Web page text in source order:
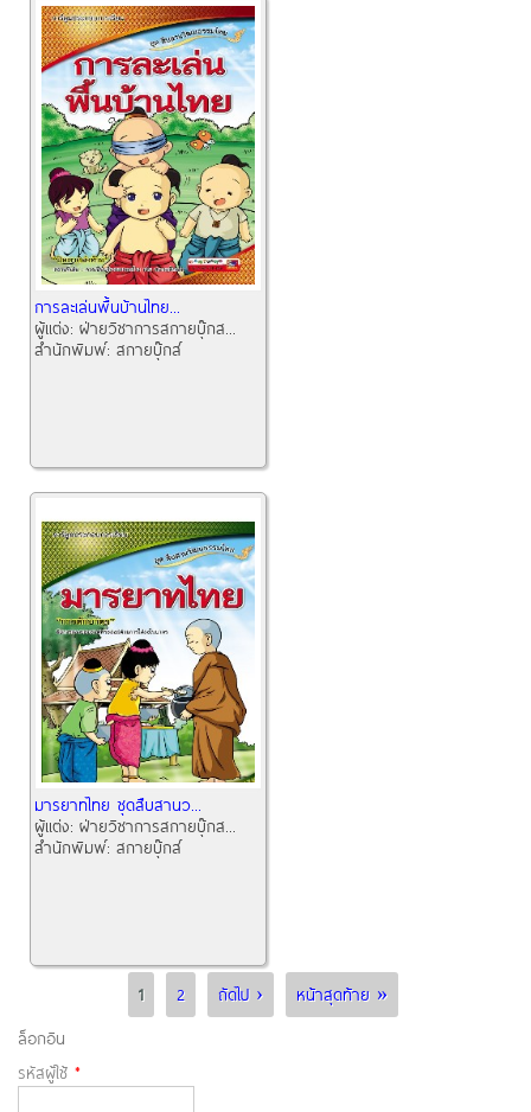
การละเล่นพื้นบ้านไทย...
ผู้แต่ง: ฝ่ายวิชาการสกายบุ๊กส...
สำนักพิมพ์: สกายบุ๊กส์
มารยาทไทย ชุดสืบสานว...
ผู้แต่ง: ฝ่ายวิชาการสกายบุ๊กส...
สำนักพิมพ์: สกายบุ๊กส์
1 2 ถัดไป ›
หน้าสุดท้าย »
ล็อกอิน
รหัสผู้ใช้ *